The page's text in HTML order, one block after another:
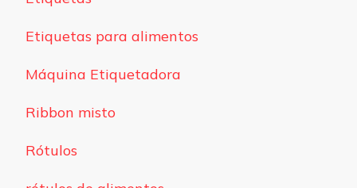
Etiquetas para alimentos
Máquina Etiquetadora
Ribbon misto
Rótulos